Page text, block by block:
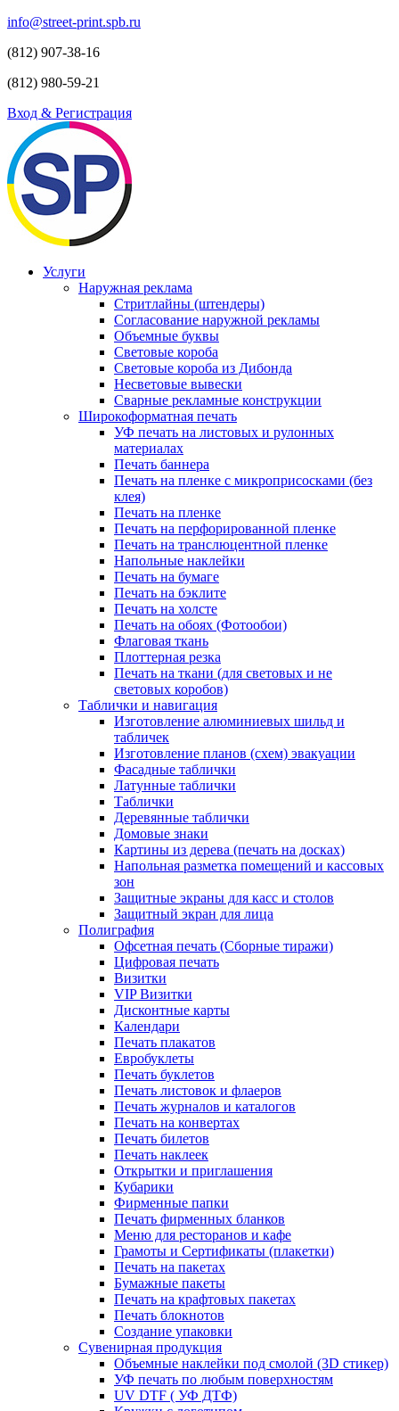
info@street-print.spb.ru
(812) 907-38-16
(812) 980-59-21
Вход & Регистрация
Услуги
Наружная реклама
Стритлайны (штендеры)
Согласование наружной рекламы
Объемные буквы
Световые короба
Световые короба из Дибонда
Несветовые вывески
Сварные рекламные конструкции
Широкоформатная печать
УФ печать на листовых и рулонных
материалах
Печать баннера
Печать на пленке с микроприсосками (без
клея)
Печать на пленке
Печать на перфорированной пленке
Печать на транслюцентной пленке
Напольные наклейки
Печать на бумаге
Печать на бэклите
Печать на холсте
Печать на обоях (Фотообои)
Флаговая ткань
Плоттерная резка
Печать на ткани (для световых и не
световых коробов)
Таблички и навигация
Изготовление алюминиевых шильд и
табличек
Изготовление планов (схем) эвакуации
Фасадные таблички
Латунные таблички
Таблички
Деревянные таблички
Домовые знаки
Картины из дерева (печать на досках)
Напольная разметка помещений и кассовых
зон
Защитные экраны для касс и столов
Защитный экран для лица
Полиграфия
Офсетная печать (Сборные тиражи)
Цифровая печать
Визитки
VIP Визитки
Дисконтные карты
Календари
Печать плакатов
Евробуклеты
Печать буклетов
Печать листовок и флаеров
Печать журналов и каталогов
Печать на конвертах
Печать билетов
Печать наклеек
Открытки и приглашения
Кубарики
Фирменные папки
Печать фирменных бланков
Меню для ресторанов и кафе
Грамоты и Сертификаты (плакетки)
Печать на пакетах
Бумажные пакеты
Печать на крафтовых пакетах
Печать блокнотов
Создание упаковки
Сувенирная продукция
Объемные наклейки под смолой (3D стикер)
УФ печать по любым поверхностям
UV DTF ( УФ ДТФ)